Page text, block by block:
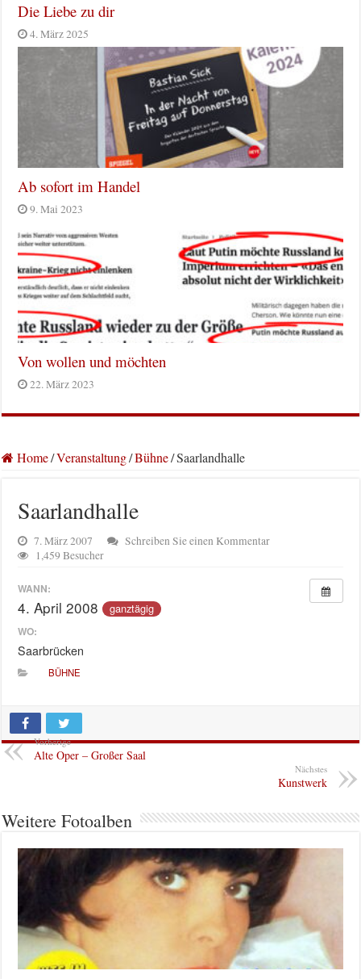
Die Liebe zu dir
4. März 2025
Ab sofort im Handel
9. Mai 2023
Von wollen und möchten
22. März 2023
Home/Veranstaltung/Bühne/Saarlandhalle
Saarlandhalle
7. März 2007
Schreiben Sie einen Kommentar
1,459 Besucher
WANN:
4. April 2008 ganztägig
WO:
Saarbrücken
BÜHNE
Vorherige
Alte Oper – Großer Saal
Nächstes
Kunstwerk
Weitere Fotoalben